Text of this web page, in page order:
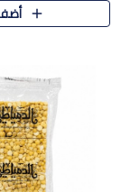
المولد عبر الأجيال.